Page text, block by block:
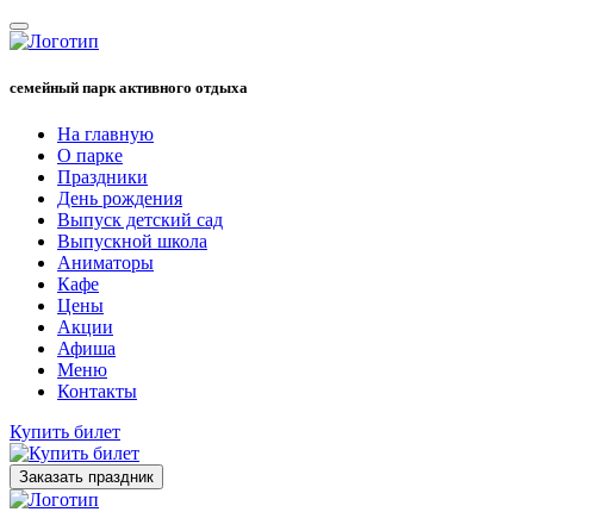
семейный парк активного отдыха
На главную
О парке
Праздники
День рождения
Выпуск детский сад
Выпускной школа
Аниматоры
Кафе
Цены
Акции
Афиша
Меню
Контакты
Купить билет
Заказать праздник